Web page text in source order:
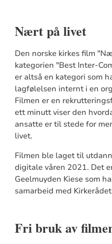
Nært på livet
Den norske kirkes film
kategorien "Best Inter-
er altså en kategori som
lagfølelsen internt i en
Filmen er en
ett minutt viser den
ansatte er til stede for
livet.
Filmen ble laget til
digitale våren 2021. Det
Geelmuyden Kiese som
samarbeid med
Fri bruk av